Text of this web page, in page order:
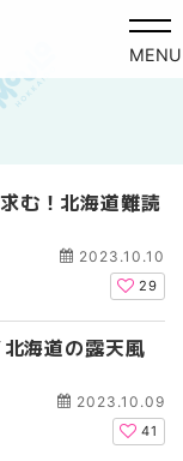
MENU
む！北海道難読
2023.10.10
29
海道の露天風
2023.10.09
41